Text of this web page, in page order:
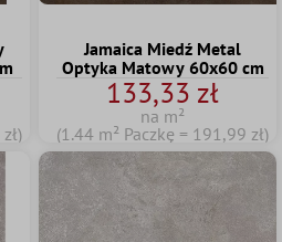
Jamaica Miedź Metal
Optyka Matowy 60x60 cm
133,33 zł
na m²
(1.44 m² Paczkę = 191,99 zł)